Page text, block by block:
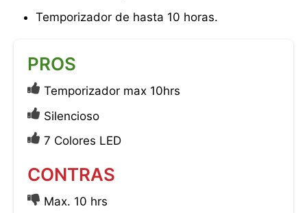
Temporizador de hasta 10 horas.
PROS
Temporizador max 10hrs
Silencioso
7 Colores LED
CONTRAS
Max. 10 hrs